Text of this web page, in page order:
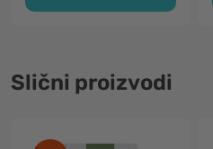
Slični proizvodi